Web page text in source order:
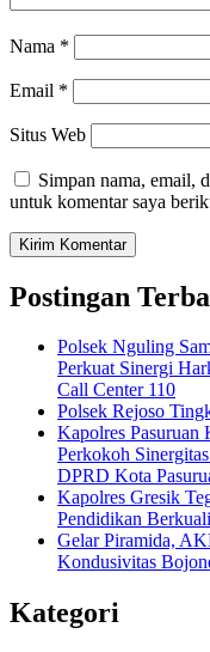
Nama *
Email *
Situs Web
Simpan nama, email,
untuk komentar saya
Postingan
Polsek Nguling
Perkuat Sinergi
Call Center 110
Polsek Rejoso
Kapolres Pasuruan
Perkokoh
DPRD Kota
Kapolres Gresik
Pendidikan
Gelar Piramida,
Kondusivitas
Kategori